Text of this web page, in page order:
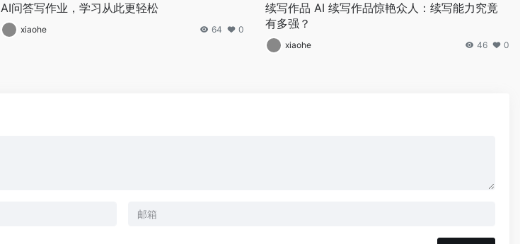
AI问答写作业，学习从此更轻松
xiaohe 64 0
续写作品 AI 续写作品惊艳众人：续写能力究竟
有多强？
xiaohe 46 0